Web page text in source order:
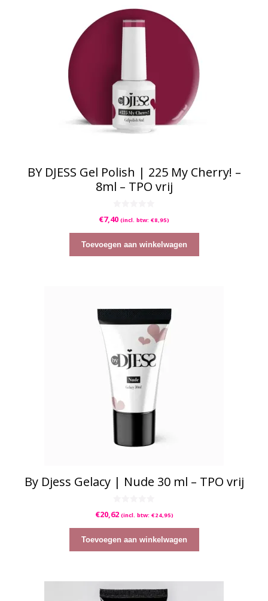
BY DJESS Gel Polish | 225 My Cherry! –
8ml – TPO vrij
v
5
€7,40 (incl. btw: €8,95)
Toevoegen aan winkelwagen
By Djess Gelacy | Nude 30 ml – TPO vrij
v
5
€20,62 (incl. btw: €24,95)
Toevoegen aan winkelwagen